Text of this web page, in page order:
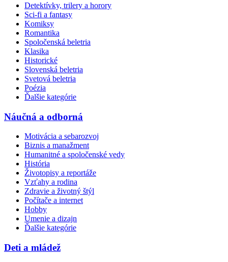
Detektívky, trilery a horory
Sci-fi a fantasy
Komiksy
Romantika
Spoločenská beletria
Klasika
Historické
Slovenská beletria
Svetová beletria
Poézia
Ďalšie kategórie
Náučná a odborná
Motivácia a sebarozvoj
Biznis a manažment
Humanitné a spoločenské vedy
História
Životopisy a reportáže
Vzťahy a rodina
Zdravie a životný štýl
Počítače a internet
Hobby
Umenie a dizajn
Ďalšie kategórie
Deti a mládež